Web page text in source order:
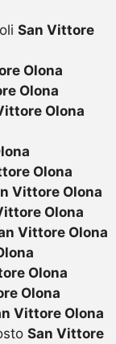
San Vittore
Olona
Olona
Olona
Olona
Vittore Olona
Olona
Vittore Olona
Olona
Olona
Vittore Olona
San Vittore